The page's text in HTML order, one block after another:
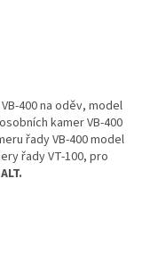
400 na oděv, model
kamer VB-400
řady VB-400 model
řady VT-100, pro